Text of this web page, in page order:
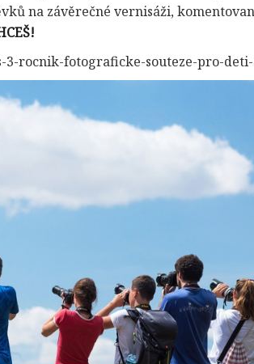
na závěrečné vernisáži,
3-rocnik-fotograficke-souteze-pro-